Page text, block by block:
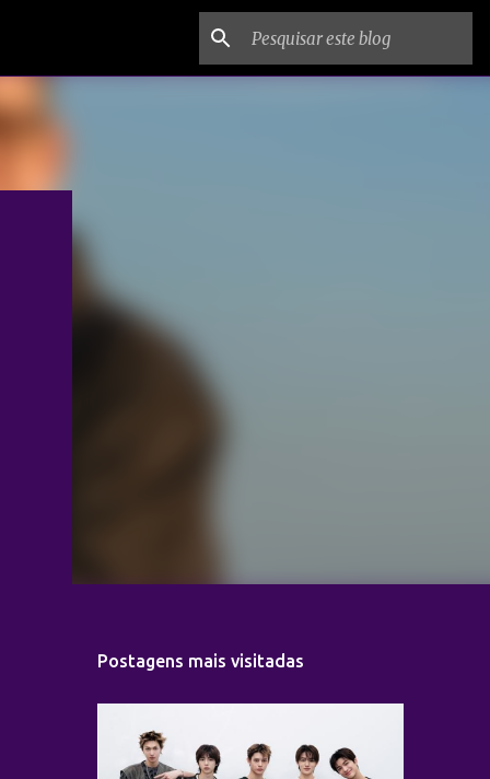
Postagens mais visitadas